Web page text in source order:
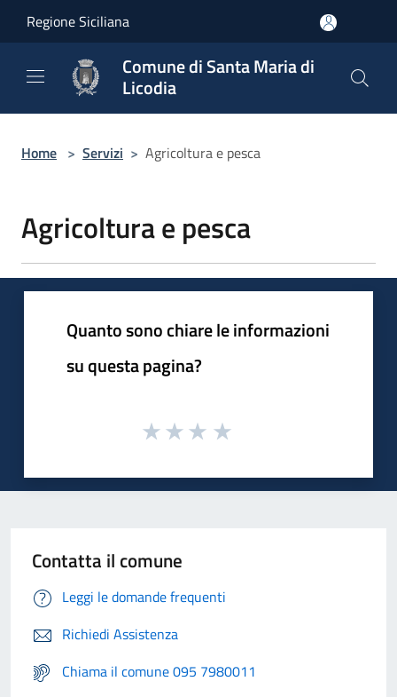
Regione Siciliana
Comune di Santa Maria di
Licodia
Home > Servizi > Agricoltura e pesca
Agricoltura e pesca
Quanto sono chiare le informazioni
su questa pagina?
Contatta il comune
Leggi le domande frequenti
Richiedi Assistenza
Chiama il comune 095 7980011